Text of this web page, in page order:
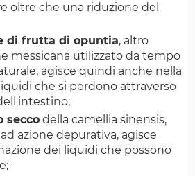
oltre che una riduzione del
di frutta di opuntia, altro
messicana utilizzato da tempo
agisce quindi anche nella
che si perdono attraverso
secco della camellia sinensis,
azione depurativa, agisce
dei liquidi che possono